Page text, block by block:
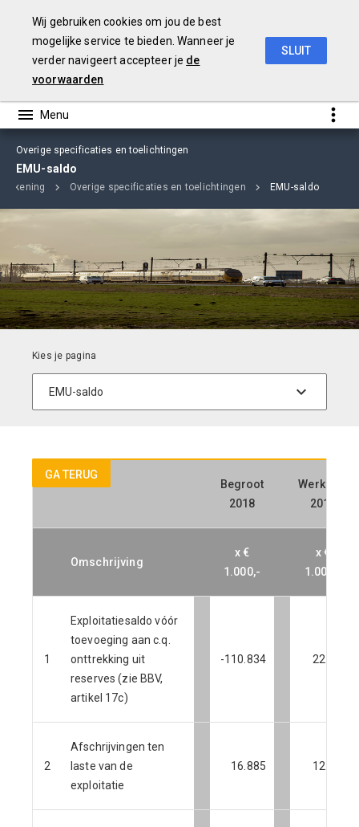
Overige specificaties en toelichtingen
EMU-saldo
Overige specificaties en toelichtingen EMU-saldo
Begroot
2018
Werkelijk
2018
Omschrijving
x €
1.000,-
x €
1.000,-
1
Exploitatiesaldo vóór
toevoeging aan c.q.
onttrekking uit
reserves (zie BBV,
artikel 17c)
-110.834 22.593
2
Afschrijvingen ten
laste van de
exploitatie
16.885 12.356
GA TERUG
Wij gebruiken cookies om jou de best
mogelijke service te bieden. Wanneer je
verder navigeert accepteer je de
voorwaarden
SLUIT